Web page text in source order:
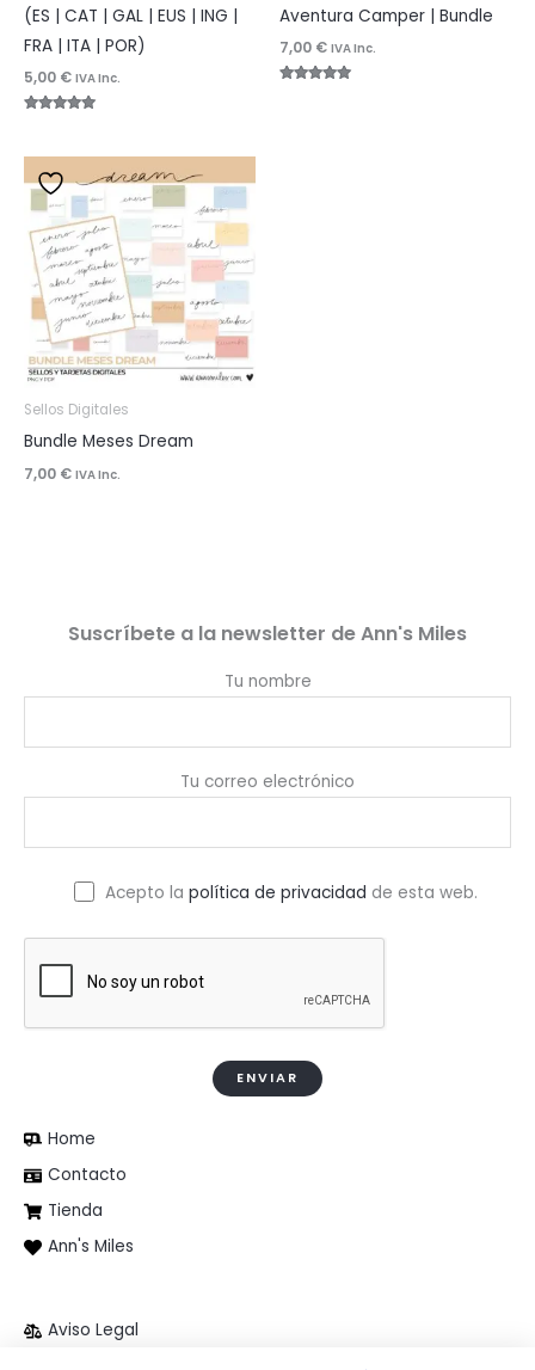
(ES | CAT | GAL | EUS | ING |
FRA | ITA | POR)
5,00 € IVA Inc.
de 5
Aventura Camper | Bundle
7,00 € IVA Inc.
Sellos Digitales
Bundle Meses Dream
7,00 € IVA Inc.
Suscríbete a la newsletter de Ann's Miles
Tu nombre
Tu correo electrónico
Acepto lapolítica de privacidad de esta web.
Home
Contacto
Tienda
Ann's Miles
Aviso Legal